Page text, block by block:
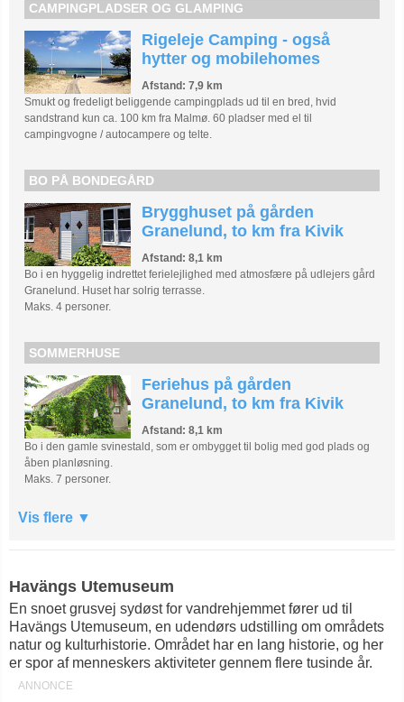
CAMPINGPLADSER OG GLAMPING
Rigeleje Camping - også
hytter og mobilehomes
Afstand: 7,9 km
Smukt og fredeligt beliggende campingplads ud til en bred, hvid
sandstrand kun ca. 100 km fra Malmø. 60 pladser med el til
campingvogne / autocampere og telte.
BO PÅ BONDEGÅRD
Brygghuset på gården
Granelund, to km fra Kivik
Afstand: 8,1 km
Bo i en hyggelig indrettet ferielejlighed med atmosfære på udlejers gård
Granelund. Huset har solrig terrasse.
Maks. 4 personer.
SOMMERHUSE
Feriehus på gården
Granelund, to km fra Kivik
Afstand: 8,1 km
Bo i den gamle svinestald, som er ombygget til bolig med god plads og
åben planløsning.
Maks. 7 personer.
Vis flere
Havängs Utemuseum
En snoet grusvej sydøst for vandrehjemmet fører ud til
Havängs Utemuseum, en udendørs udstilling om områdets
natur og kulturhistorie. Området har en lang historie, og her
er spor af menneskers aktiviteter gennem flere tusinde år.